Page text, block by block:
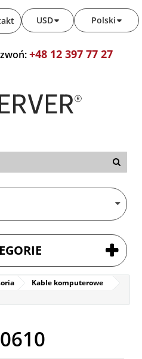
Polski
USD
+48 12 397 77 27
Kable komputerowe